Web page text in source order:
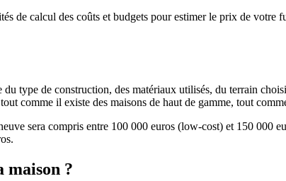
de calcul des coûts et budgets pour estimer le prix de
du type de construction, des matériaux utilisés, du terrain
comme il existe des maisons de haut de gamme, tout
sera compris entre 100 000 euros (low-cost) et 150 000
maison ?